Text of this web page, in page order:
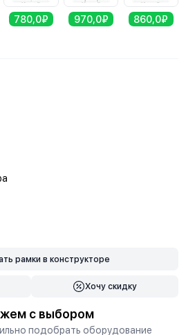
780,0₽ 970,0₽
860,0₽
рамкив конструкторе
Хочу скидку
с выбором
подобрать оборудование